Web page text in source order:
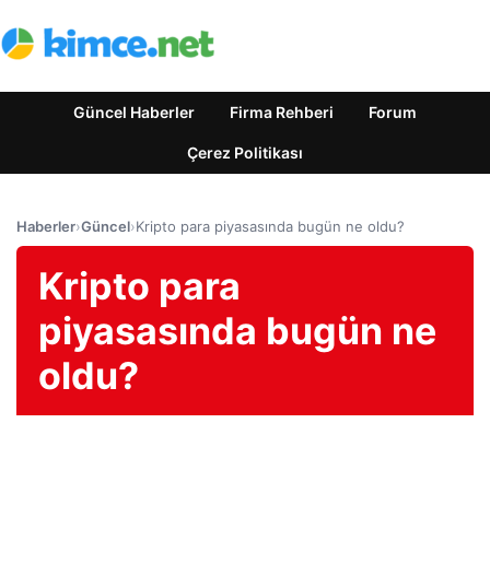
Güncel Haberler Firma Rehberi Forum
Çerez Politikası
Haberler›Güncel›Kripto para piyasasında bugün ne oldu?
Kripto para
piyasasında bugün ne
oldu?